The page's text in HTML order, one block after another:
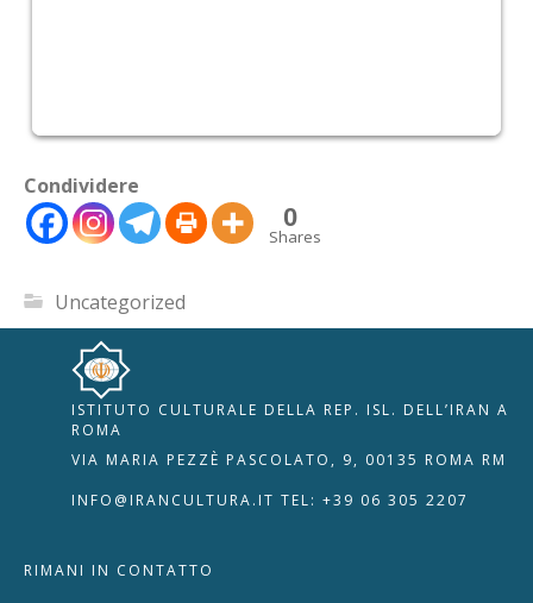
Condividere
0
Shares
Uncategorized
ISTITUTO CULTURALE DELLA REP. ISL. DELL’IRAN A
ROMA
VIA MARIA PEZZÈ PASCOLATO, 9, 00135 ROMA RM
INFO@IRANCULTURA.IT TEL: +39 06 305 2207
RIMANI IN CONTATTO
RIPRISTINA 🇮🇹 🇬🇧